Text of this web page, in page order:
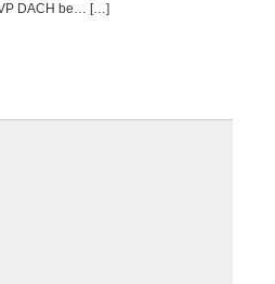
VP DACH be… […]